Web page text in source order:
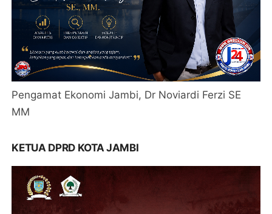
Pengamat Ekonomi Jambi, Dr Noviardi Ferzi SE
MM
KETUA DPRD KOTA JAMBI